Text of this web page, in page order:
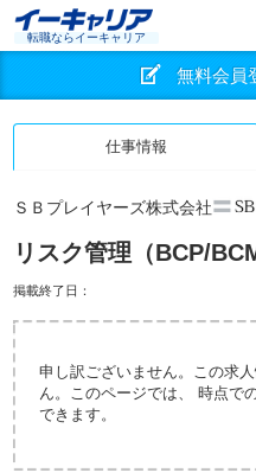
転職ならイーキャリア
無料会員
仕事情報
ＳＢプレイヤーズ株式会社
リスク管理（BCP/
掲載終了日：
申し訳ございません。この求
ん。このページでは、 時点で
できます。